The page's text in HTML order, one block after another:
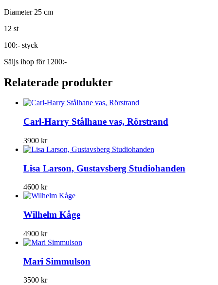
Diameter 25 cm
12 st
100:- styck
Säljs ihop för 1200:-
Relaterade produkter
Carl-Harry Stålhane vas, Rörstrand
3900 kr
Lisa Larson, Gustavsberg Studiohanden
4600 kr
Wilhelm Kåge
4900 kr
Mari Simmulson
3500 kr